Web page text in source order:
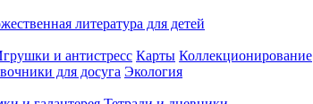
литература для детей
и антистресс Карты Коллекционирование
для досуга Экология